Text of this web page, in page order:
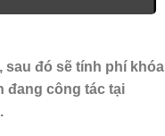
đó sẽ tính phí khóa
đang công tác tại